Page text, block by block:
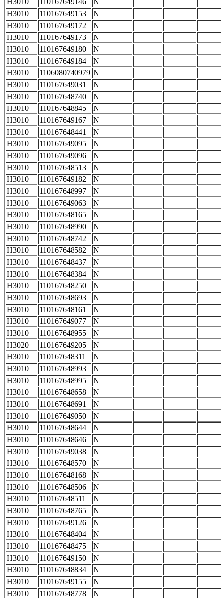
H3010 110167649146
N
H3010
110167649153
N
H3010
110167649172
N
H3010
110167649173
N
H3010
110167649180
N
H3010
110167649184
N
H3010
1106080740979 N
H3010
110167649031
N
H3010
110167648740
N
H3010
110167648845
N
H3010
110167649167
N
H3010
110167648441
N
H3010
110167649095
N
H3010
110167649096
N
H3010
110167648513
N
H3010
110167649182
N
H3010
110167648997
N
H3010
110167649063
N
H3010
110167648165
N
H3010
110167648990
N
H3010
110167648742
N
H3010
110167648582
N
H3010
110167648437
N
H3010
110167648384
N
H3010
110167648250
N
H3010
110167648693
N
H3010
110167648161
N
H3010
110167649077
N
H3010
110167648955
N
H3020
110167649205
N
H3010
110167648311
N
H3010
110167648993
N
H3010
110167648995
N
H3010
110167648658
N
H3010
110167648691
N
H3010
110167649050
N
H3010
110167648644
N
H3010
110167648646
N
H3010
110167649038
N
H3010
110167648570
N
H3010
110167648168
N
H3010
110167648506
N
H3010
110167648511
N
H3010
110167648765
N
H3010
110167649126
N
H3010
110167648404
N
H3010
110167648475
N
H3010
110167649150
N
H3010
110167648834
N
H3010
110167649155
N
H3010
110167648778
N